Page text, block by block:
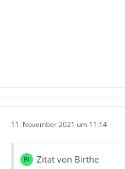
11. November 2021 um 11:14
Zitat von Birthe